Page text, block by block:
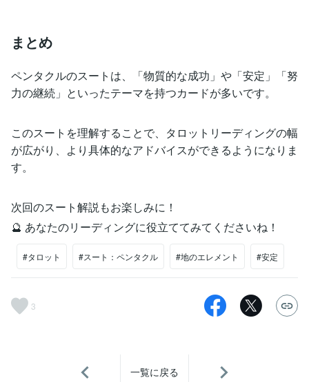
まとめ
ペンタクルのスートは、「物質的な成功」や「安定」「努
力の継続」といったテーマを持つカードが多いです。
このスートを理解することで、タロットリーディングの幅
が広がり、より具体的なアドバイスができるようになりま
す。
次回のスート解説もお楽しみに！
🔮 あなたのリーディングに役立ててみてくださいね！
#タロット #スート：ペンタクル #地のエレメント #安定
3
一覧に戻る